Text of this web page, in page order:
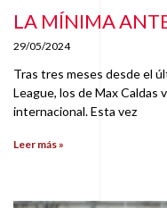
LA MÍNIMA
29/05/2024
Tras tres meses desde el
League, los de Max Caldas
internacional. Esta vez
Leer más »